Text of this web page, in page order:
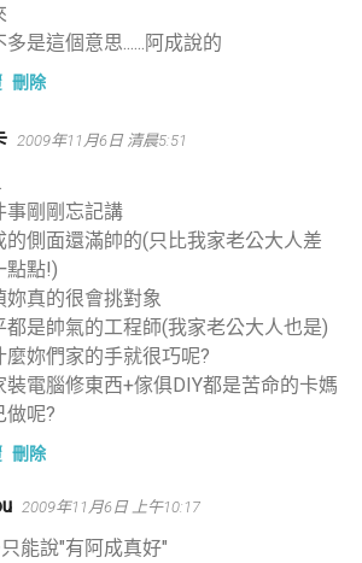
多是這個意思......阿成說的
刪除
2009年11月6日 清晨5:51
事剛剛忘記講
的側面還滿帥的(只比我家老公大人差
點點!)
妳真的很會挑對象
都是帥氣的工程師(我家老公大人也是)
麼妳們家的手就很巧呢?
裝電腦修東西+傢俱DIY都是苦命的卡媽
做呢?
刪除
2009年11月6日 上午10:17
能說"有阿成真好"